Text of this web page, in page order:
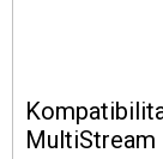
MultiStream